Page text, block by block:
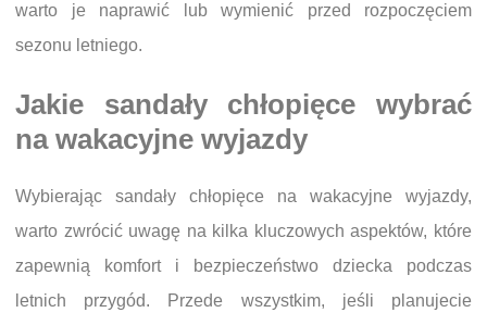
warto je naprawić lub wymienić przed rozpoczęciem
sezonu letniego.
Jakie sandały chłopięce wybrać
na wakacyjne wyjazdy
Wybierając sandały chłopięce na wakacyjne wyjazdy,
warto zwrócić uwagę na kilka kluczowych aspektów, które
zapewnią komfort i bezpieczeństwo dziecka podczas
letnich przygód. Przede wszystkim, jeśli planujecie